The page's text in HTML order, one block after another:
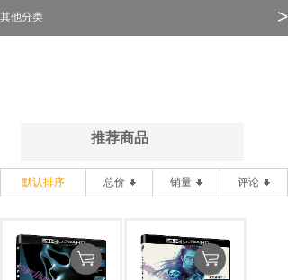
其他分类 >
推荐商品
默认排序 总价 销量 评论